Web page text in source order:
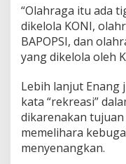
“Olahraga itu ada
dikelola KONI,
BAPOPSI, dan
yang dikelola oleh
Lebih lanjut Enang
kata “rekreasi”
dikarenakan
memelihara
menyenangkan.